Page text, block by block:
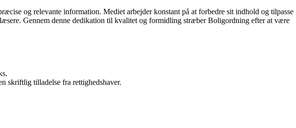
og relevante information. Mediet arbejder konstant på at forbedre sit indhold og tilpasse
Gennem denne dedikation til kvalitet og formidling stræber Boligordning efter at være
skriftlig tilladelse fra rettighedshaver.